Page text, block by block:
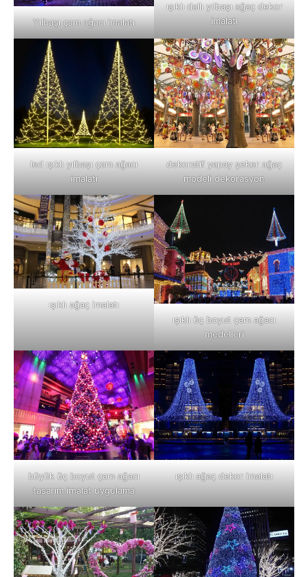
Yılbaşı çam ağacı imalatı
ışıklı dallı yılbaşı ağaç dekor
imalatı
led ışıklı yılbaşı çam ağacı
imalatı
dekoratif yapay şeker ağaç
modeli dekorasyon
ışıklı ağaç imalatı
ışıklı üç boyut çam ağacı
medelleri
büyük üç boyut çam ağacı
tasarım imalat uygulama
ışıklı ağaç dekor imalatı